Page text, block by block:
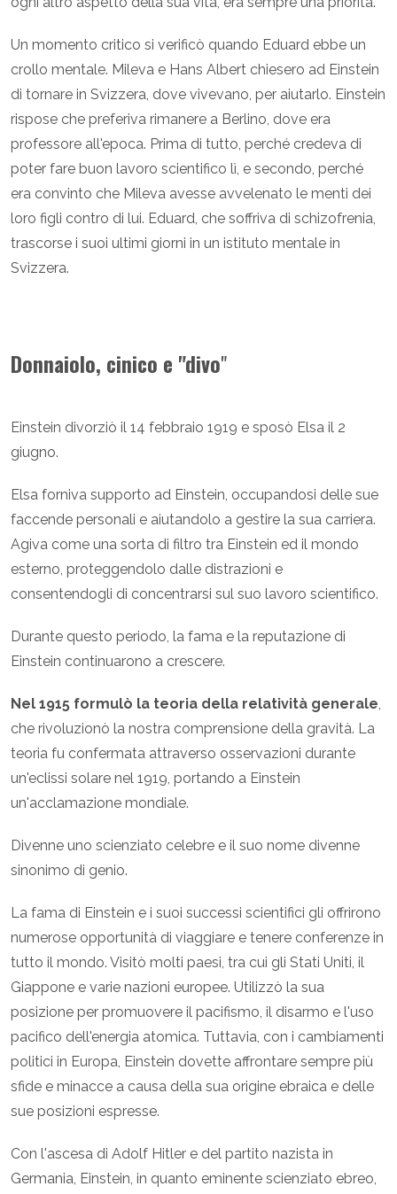
Un momento critico si verificò quando Eduard ebbe un
crollo mentale. Mileva e Hans Albert chiesero ad Einstein
di tornare in Svizzera, dove vivevano, per aiutarlo. Einstein
rispose che preferiva rimanere a Berlino, dove era
professore all'epoca. Prima di tutto, perché credeva di
poter fare buon lavoro scientifico lì, e secondo, perché
era convinto che Mileva avesse avvelenato le menti dei
loro figli contro di lui. Eduard, che soffriva di schizofrenia,
trascorse i suoi ultimi giorni in un istituto mentale in
Svizzera.
Donnaiolo, cinico e "divo"
Einstein divorziò il 14 febbraio 1919 e sposò Elsa il 2
giugno.
Elsa forniva supporto ad Einstein, occupandosi delle sue
faccende personali e aiutandolo a gestire la sua carriera.
Agiva come una sorta di filtro tra Einstein ed il mondo
esterno, proteggendolo dalle distrazioni e
consentendogli di concentrarsi sul suo lavoro scientifico.
Durante questo periodo, la fama e la reputazione di
Einstein continuarono a crescere.
Nel 1915 formulò la teoria della relatività generale,
che rivoluzionò la nostra comprensione della gravità. La
teoria fu confermata attraverso osservazioni durante
un'eclissi solare nel 1919, portando a Einstein
un'acclamazione mondiale.
Divenne uno scienziato celebre e il suo nome divenne
sinonimo di genio.
La fama di Einstein e i suoi successi scientifici gli offrirono
numerose opportunità di viaggiare e tenere conferenze in
tutto il mondo. Visitò molti paesi, tra cui gli Stati Uniti, il
Giappone e varie nazioni europee. Utilizzò la sua
posizione per promuovere il pacifismo, il disarmo e l'uso
pacifico dell'energia atomica. Tuttavia, con i cambiamenti
politici in Europa, Einstein dovette affrontare sempre più
sfide e minacce a causa della sua origine ebraica e delle
sue posizioni espresse.
Con l'ascesa di Adolf Hitler e del partito nazista in
Germania, Einstein, in quanto eminente scienziato ebreo,